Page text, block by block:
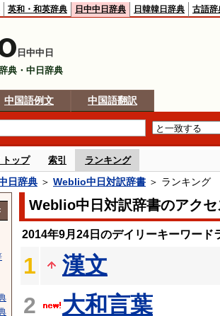
英和・和英辞典 日中中日辞典 日韓韓日辞典 古語辞
日中中日
典・中日辞典
中国語例文 中国語翻訳
ップ 索引 ランキング
日辞典 ＞ Weblio中日対訳辞書 ＞ ランキング
Weblio中日対訳辞書のアク
2014年9月24日のデイリーキーワード
1
漢文
2
大和言葉